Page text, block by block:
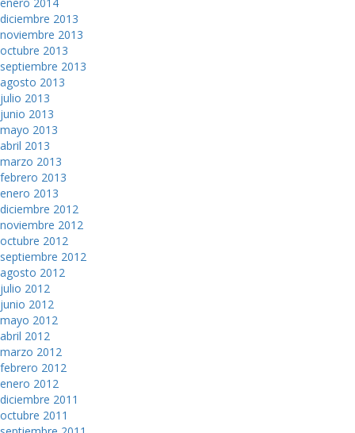
diciembre 2013
noviembre 2013
octubre 2013
septiembre 2013
agosto 2013
julio 2013
junio 2013
mayo 2013
abril 2013
marzo 2013
febrero 2013
enero 2013
diciembre 2012
noviembre 2012
octubre 2012
septiembre 2012
agosto 2012
julio 2012
junio 2012
mayo 2012
abril 2012
marzo 2012
febrero 2012
enero 2012
diciembre 2011
octubre 2011